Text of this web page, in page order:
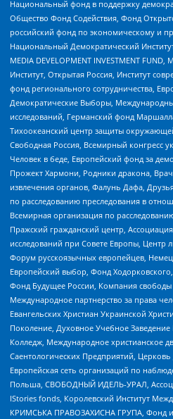
Национальный фонд в поддержку
Общество Фонд Содействия, Фонд
российский фонд по экономическому и
Национальный Демократический
MEDIA DEVELOPMENT INVESTMENT
Институт, Открытая Россия, Институт
фонд регионального сотрудничества,
Демократические Выборы,
исследований, Германский фонд
Тихоокеанский центр защиты
Свободная Россия, Всемирный конгресс
Человек в беде, Европейский фонд за
Прожект Хармони, Родники дракона,
извлечения органов, Фалунь Дафа,
по расследованию преследования в
Всемирная организация по
Пражский гражданский центр,
исследований при Совете Европы, Центр
Форум русскоязычных европейцев,
Европейский выбор, Фонд
Фонд Будущее России, Компания
Международное партнерство за права
Евангельских Христиан Украинской
Поколение, Духовное Учебное
Колледж, Международное христианское
Саентологических Предприятий,
Европейская сеть организаций по
Польша, СВОБОДНЫЙ ИДЕЛЬ-УРАЛ,
IStories fonds, Королевский Институт
КРИМСЬКА ПРАВОЗАХИСНА ГРУПА, Фонд